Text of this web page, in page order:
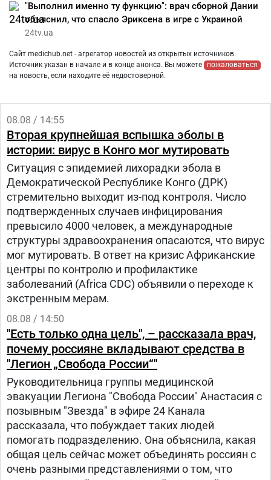
"Выполнил именно ту функцию": врач сборной Дании
объяснил, что спасло Эриксена в игре с Украиной
24tv.ua
Сайт medichub.net - агрегатор новостей из открытых источников.
Источник указан в начале и в конце анонса. Вы можете
пожаловаться
на новость, если находите её недостоверной.
08.08 / 14:55
Вторая крупнейшая вспышка эболы в
истории: вирус в Конго мог мутировать
Ситуация с эпидемией лихорадки эбола в
Демократической Республике Конго (ДРК)
стремительно выходит из-под контроля. Число
подтвержденных случаев инфицирования
превысило 4000 человек, а международные
структуры здравоохранения опасаются, что вирус
мог мутировать. В ответ на кризис Африканские
центры по контролю и профилактике
заболеваний (Africa CDC) объявили о переходе к
экстренным мерам.
08.08 / 14:50
"Есть только одна цель", – рассказала врач,
почему россияне вкладывают средства в
"Легион „Свобода России“"
Руководительница группы медицинской
эвакуации Легиона "Свобода России" Анастасия с
позывным "Звезда" в эфире 24 Канала
рассказала, что побуждает таких людей
помогать подразделению. Она объяснила, какая
общая цель сейчас может объединять россиян с
очень разными представлениями о том, что